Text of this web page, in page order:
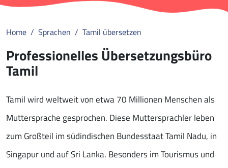
Home Sprachen Tamil übersetzen
Professionelles Übersetzungsbüro
Tamil
Tamil wird weltweit von etwa 70 Millionen Menschen als
Muttersprache gesprochen. Diese Muttersprachler leben
zum Großteil im südindischen Bundesstaat Tamil Nadu, in
Singapur und auf Sri Lanka. Besonders im Tourismus und